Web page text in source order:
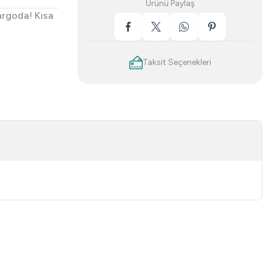
Kısa
Ürünü Paylaş
Taksit Seçenekleri